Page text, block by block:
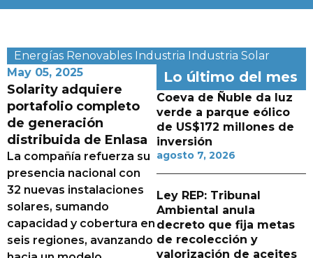
Energías Renovables Industria Industria Solar
May 05, 2025
Solarity adquiere
portafolio completo
de generación
distribuida de Enlasa
La compañía refuerza su
presencia nacional con
32 nuevas instalaciones
solares, sumando
capacidad y cobertura en
seis regiones, avanzando
Lo último del mes
Coeva de Ñuble da luz
verde a parque eólico
de US$172 millones de
inversión
agosto 7, 2026
Ley REP: Tribunal
Ambiental anula
decreto que fija metas
de recolección y
valorización de aceites